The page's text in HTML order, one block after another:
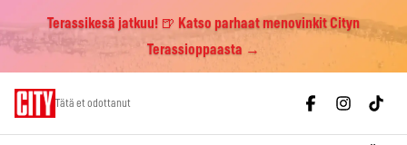
Terassikesä jatkuu! 🍺 Katso parhaat menovinkit Cityn
Terassioppaasta →
Tätä et odottanut